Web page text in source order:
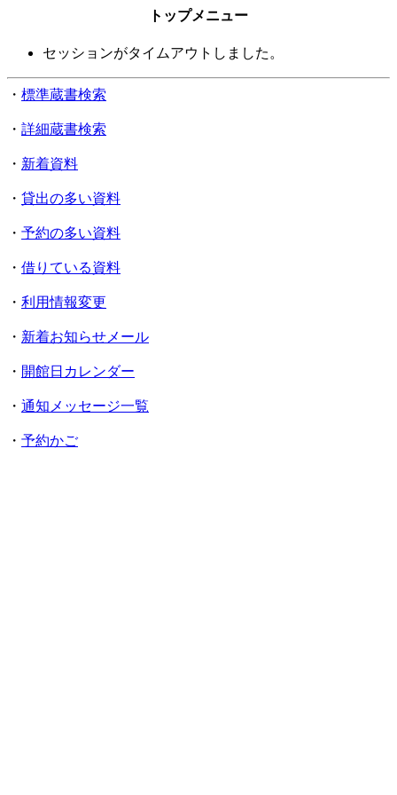
トップメニュー
セッションがタイムアウトしました。
・ 標準蔵書検索
・ 詳細蔵書検索
・ 新着資料
・ 貸出の多い資料
・ 予約の多い資料
・ 借りている資料
・ 利用情報変更
・ 新着お知らせメール
・ 開館日カレンダー
・ 通知メッセージ一覧
・ 予約かご